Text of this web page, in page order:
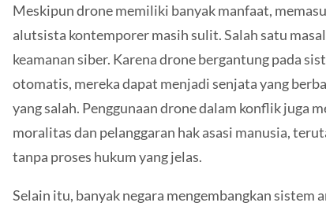
Meskipun drone memiliki banyak manfaat,
alutsista kontemporer masih sulit. Salah satu
keamanan siber. Karena drone bergantung pada
otomatis, mereka dapat menjadi senjata yang
yang salah. Penggunaan drone dalam konflik juga
moralitas dan pelanggaran hak asasi manusia,
tanpa proses hukum yang jelas.
Selain itu, banyak negara mengembangkan sistem